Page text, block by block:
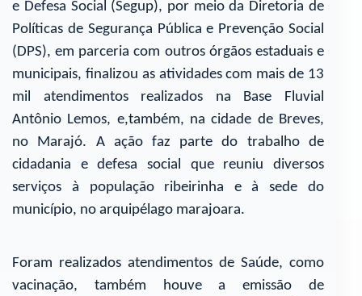
e Defesa Social (Segup), por meio da Diretoria de
Políticas de Segurança Pública e Prevenção Social
(DPS), em parceria com outros órgãos estaduais e
municipais, finalizou as atividades com mais de 13
mil atendimentos realizados na Base Fluvial
Antônio Lemos, e,também, na cidade de Breves,
no Marajó. A ação faz parte do trabalho de
cidadania e defesa social que reuniu diversos
serviços à população ribeirinha e à sede do
município, no arquipélago marajoara.
Foram realizados atendimentos de Saúde, como
vacinação, também houve a emissão de